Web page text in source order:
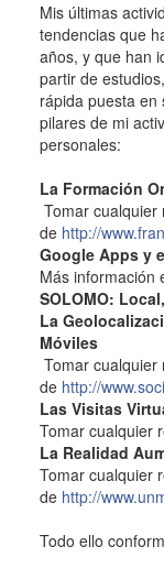
Mis últimas
tendencias que
años, y que han
partir de
rápida puesta en
pilares de mi
personales:
La Formación
Tomar cualquier
de http://
Google Apps y
Más información
SOLOMO:
La
Móviles
Tomar cualquier
de http://
Las Visitas
Tomar cualquier
La Realidad
Tomar cualquier
de http://
Todo ello